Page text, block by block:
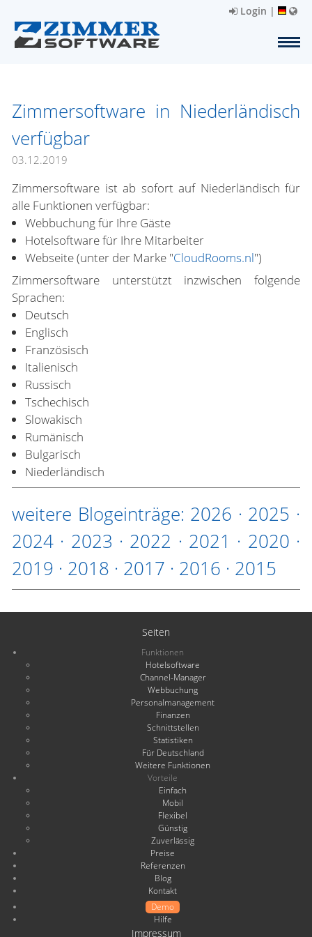
Login |
Zimmersoftware in Niederländisch
verfügbar
03.12.2019
Zimmersoftware ist ab sofort auf Niederländisch für
alle Funktionen verfügbar:
Webbuchung für Ihre Gäste
Hotelsoftware für Ihre Mitarbeiter
Webseite (unter der Marke "CloudRooms.nl")
Zimmersoftware unterstützt inzwischen folgende
Sprachen:
Deutsch
Englisch
Französisch
Italienisch
Russisch
Tschechisch
Slowakisch
Rumänisch
Bulgarisch
Niederländisch
weitere Blogeinträge: 2026 · 2025 ·
2024 · 2023 · 2022 · 2021 · 2020 ·
2019 · 2018 · 2017 · 2016 · 2015
Seiten
Funktionen
Hotelsoftware
Channel-Manager
Webbuchung
Personalmanagement
Finanzen
Schnittstellen
Statistiken
Für Deutschland
Weitere Funktionen
Vorteile
Einfach
Mobil
Flexibel
Günstig
Zuverlässig
Preise
Referenzen
Blog
Kontakt
Demo
Hilfe
Impressum